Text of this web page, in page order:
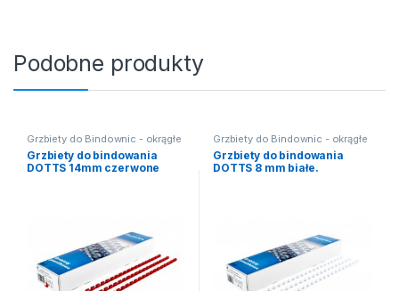
Podobne produkty
Grzbiety do Bindownic - okrągłe
Grzbiety do bindowania
DOTTS 14mm czerwone
Grzbiety do Bindownic - okrągłe
Grzbiety do bindowania
DOTTS 8 mm białe.